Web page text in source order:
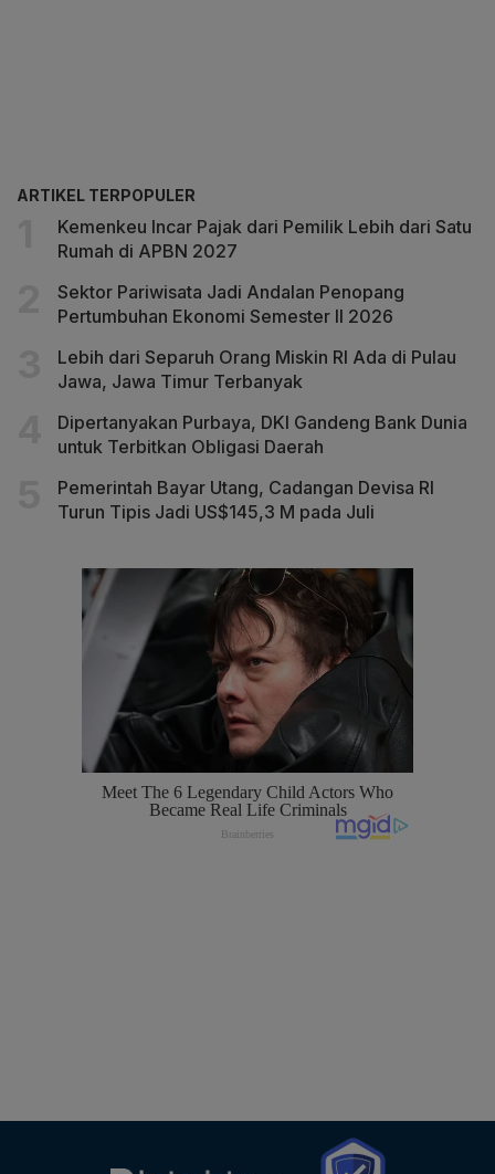
ARTIKEL TERPOPULER
Kemenkeu Incar Pajak dari Pemilik Lebih dari Satu
Rumah di APBN 2027
Sektor Pariwisata Jadi Andalan Penopang
Pertumbuhan Ekonomi Semester II 2026
Lebih dari Separuh Orang Miskin RI Ada di Pulau
Jawa, Jawa Timur Terbanyak
Dipertanyakan Purbaya, DKI Gandeng Bank Dunia
untuk Terbitkan Obligasi Daerah
Pemerintah Bayar Utang, Cadangan Devisa RI
Turun Tipis Jadi US$145,3 M pada Juli